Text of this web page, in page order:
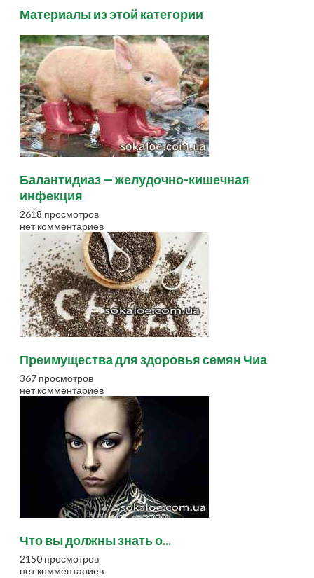
Материалы из этой категории
Балантидиаз — желудочно-кишечная
инфекция
2618 просмотров
нет комментариев
Преимущества для здоровья семян Чиа
367 просмотров
нет комментариев
Что вы должны знать о...
2150 просмотров
нет комментариев